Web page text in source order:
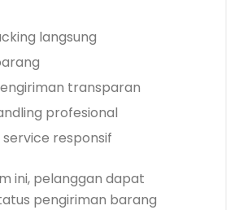
langsung
transparan
profesional
responsif
ini, pelanggan dapat
pengiriman barang